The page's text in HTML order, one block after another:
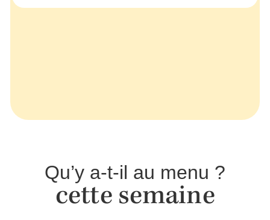
Qu’y a-t-il au menu ?
cette semaine